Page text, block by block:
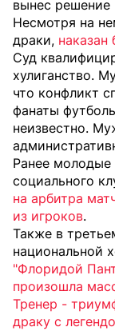
вынес решение
Несмотря на
драки,
Суд
хулиганство.
что конфликт
фанаты
неизвестно.
Ранее молодые
социального
на арбитра
из игроков.
Также в
национальной
"Флоридой
произошла
Тренер -
драку с